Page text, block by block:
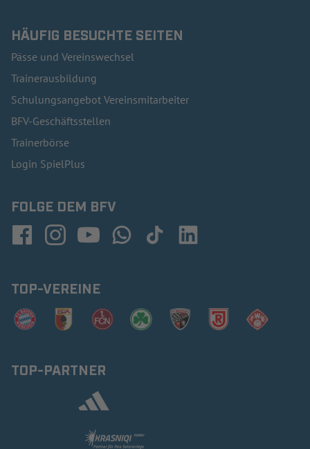
HÄUFIG BESUCHTE SEITEN
Pässe und Vereinswechsel
Trainerausbildung
Schulungsangebot Vereinsmitarbeiter
BFV-Geschäftsstellen
Trainerbörse
Login SpielPlus
FOLGE DEM BFV
TOP-VEREINE
TOP-PARTNER